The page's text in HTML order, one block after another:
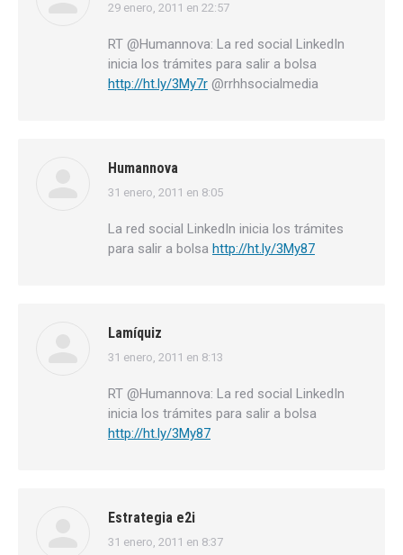
dice:
29 enero, 2011 en 22:57
RT @Humannova: La red social LinkedIn
inicia los trámites para salir a bolsa
http://ht.ly/3My7r @rrhhsocialmedia
Humannova
dice:
31 enero, 2011 en 8:05
La red social LinkedIn inicia los trámites
para salir a bolsa http://ht.ly/3My87
Lamíquiz
dice:
31 enero, 2011 en 8:13
RT @Humannova: La red social LinkedIn
inicia los trámites para salir a bolsa
http://ht.ly/3My87
Estrategia e2i
dice:
31 enero, 2011 en 8:37